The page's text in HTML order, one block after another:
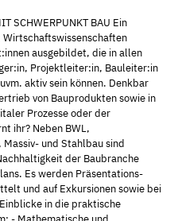
SCHWERPUNKT BAU Ein
ausgebildet, die in allen
Projektleiter:in, Bauleiter:in
aktiv sein können. Denkbar
von Bauprodukten sowie in
Prozesse oder der
ihr? Neben BWL,
und Stahlbau sind
der Baubranche
Es werden Präsentations-
und auf Exkursionen sowie bei
in die praktische